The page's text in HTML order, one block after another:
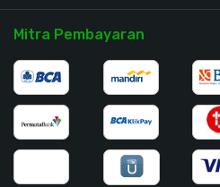
Mitra Pembayaran